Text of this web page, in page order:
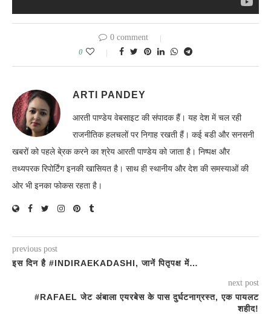
0 comment
0
ARTI PANDEY
आरती पाण्डेय वेबसाइट की संपादक हैं। यह देश में चल रही
राजनीतिक हलचलों पर निगाह रखती हैं। कई बडी और सनसनी
खबरों को पहले बे्रक करने का श्रेय आरती पाण्डेय को जाता है। निष्पक्ष और
तथ्यपरक रिपोर्टिंग इनकी खासियत है। साथ ही स्थानीय और देश की समस्याओं की
ओर भी इनका फोकस रहता है।
previous post
इस दिन है #INDIRAEKADASHI, जानें पितृपक्ष में…
next post
#RAFAEL जेट अंबाला एयरबेस के पास दुर्घटनाग्रस्त, एक पायलट
शहीद!